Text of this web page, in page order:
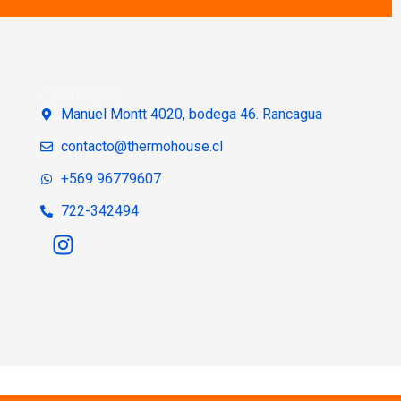
Manuel Montt 4020, bodega 46. Rancagua
contacto@thermohouse.cl
+569 96779607
722-342494